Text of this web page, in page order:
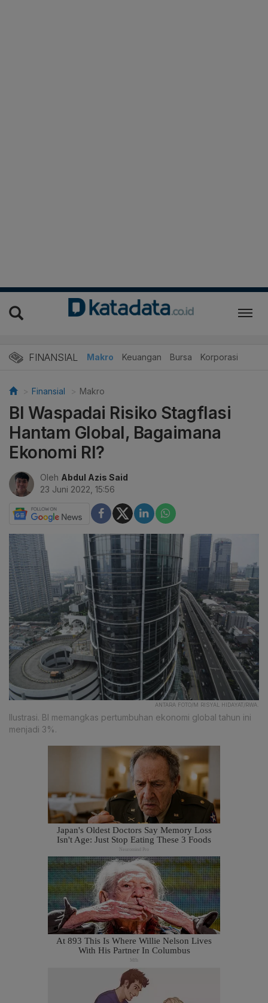
FINANSIAL Makro Keuangan Bursa Korporasi
Finansial Makro
BI Waspadai Risiko Stagflasi
Hantam Global, Bagaimana
Ekonomi RI?
Oleh Abdul Azis Said
23 Juni 2022, 15:56
ANTARA FOTO/M RISYAL HIDAYAT/RWA.
Ilustrasi. BI memangkas pertumbuhan ekonomi global tahun ini
menjadi 3%.